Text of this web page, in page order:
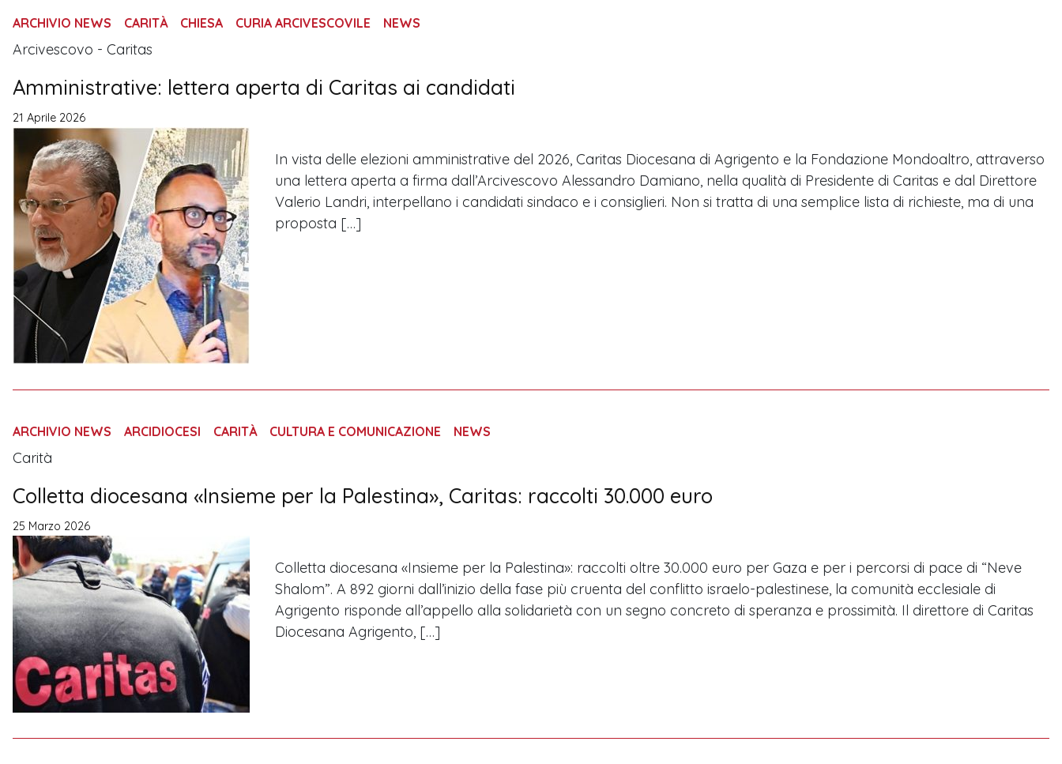
ARCHIVIO NEWS CARITÀ CHIESA CURIA ARCIVESCOVILE NEWS
Arcivescovo - Caritas
Amministrative: lettera aperta di Caritas ai candidati
21 Aprile 2026
In vista delle elezioni amministrative del 2026, Caritas Diocesana di Agrigento e la Fondazione Mondoaltro, attraverso
una lettera aperta a firma dall’Arcivescovo Alessandro Damiano, nella qualità di Presidente di Caritas e dal Direttore
Valerio Landri, interpellano i candidati sindaco e i consiglieri. Non si tratta di una semplice lista di richieste, ma di una
proposta […]
ARCHIVIO NEWS ARCIDIOCESI CARITÀ CULTURA E COMUNICAZIONE NEWS
Carità
Colletta diocesana «Insieme per la Palestina», Caritas: raccolti 30.000 euro
25 Marzo 2026
Colletta diocesana «Insieme per la Palestina»: raccolti oltre 30.000 euro per Gaza e per i percorsi di pace di “Neve
Shalom”. A 892 giorni dall’inizio della fase più cruenta del conflitto israelo-palestinese, la comunità ecclesiale di
Agrigento risponde all’appello alla solidarietà con un segno concreto di speranza e prossimità. Il direttore di Caritas
Diocesana Agrigento, […]